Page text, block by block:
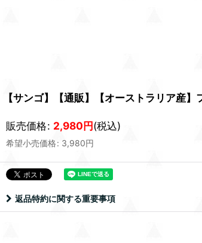
【サンゴ】【通販】【オーストラリア産
販売価格: 2,980円(税込)
希望小売価格: 3,980円
返品特約に関する重要事項